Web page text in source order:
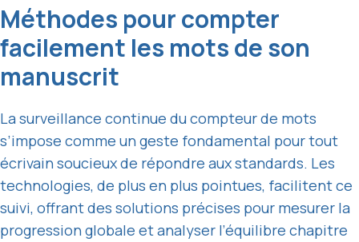
Méthodes pour compter
facilement les mots de son
manuscrit
La surveillance continue du compteur de mots
s’impose comme un geste fondamental pour tout
écrivain soucieux de répondre aux standards. Les
technologies, de plus en plus pointues, facilitent ce
suivi, offrant des solutions précises pour mesurer la
progression globale et analyser l’équilibre chapitre